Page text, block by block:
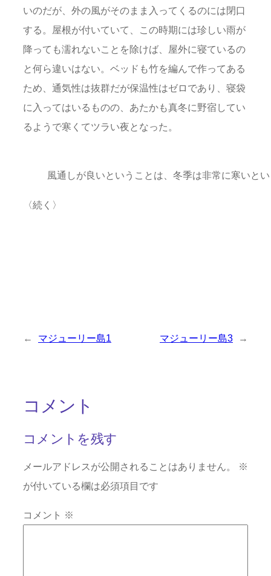
いのだが、外の風がそのまま入ってくるのには閉口
する。屋根が付いていて、この時期には珍しい雨が
降っても濡れないことを除けば、屋外に寝ているの
と何ら違いはない。ベッドも竹を編んで作ってある
ため、通気性は抜群だが保温性はゼロであり、寝袋
に入ってはいるものの、あたかも真冬に野宿してい
るようで寒くてツラい夜となった。
風通しが良いということは、冬季は非常に寒いと
〈続く〉
← マジューリー島1 マジューリー島3 →
コメント
コメントを残す
メールアドレスが公開されることはありません。
※
が付いている欄は必須項目です
コメント ※